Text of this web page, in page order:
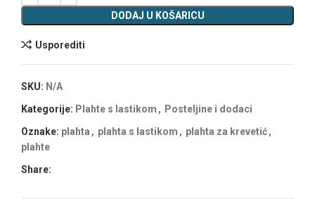
DODAJ U KOŠARICU
Usporediti
SKU: N/A
Kategorije: Plahte s lastikom , Posteljine i dodaci
Oznake: plahta , plahta s lastikom , plahta za krevetić,
plahte
Share: